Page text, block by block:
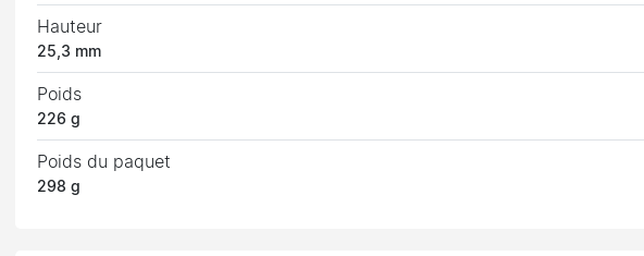
Hauteur
25,3 mm
Poids
226 g
Poids du paquet
298 g